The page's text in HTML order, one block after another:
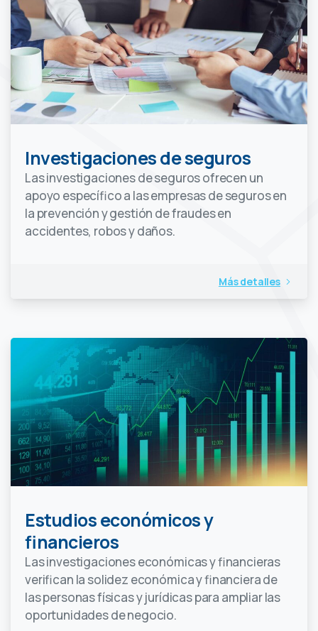
Investigaciones de seguros
Las investigaciones de seguros ofrecen un
apoyo específico a las empresas de seguros en
la prevención y gestión de fraudes en
accidentes, robos y daños.
Más detalles
Estudios económicos y
financieros
Las investigaciones económicas y financieras
verifican la solidez económica y financiera de
las personas físicas y jurídicas para ampliar las
oportunidades de negocio.